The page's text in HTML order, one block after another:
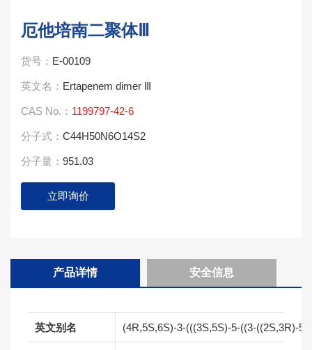
厄他培南二聚体Ⅲ
货号： E-00109
英文名： Ertapenem dimer Ⅲ
CAS No.： 1199797-42-6
分子式： C44H50N6O14S2
分子量： 951.03
立即询价
产品详情 安全信息
英文别名 (4R,5S,6S)-3-(((3S,5S)-5-((3-((2S,3R)-